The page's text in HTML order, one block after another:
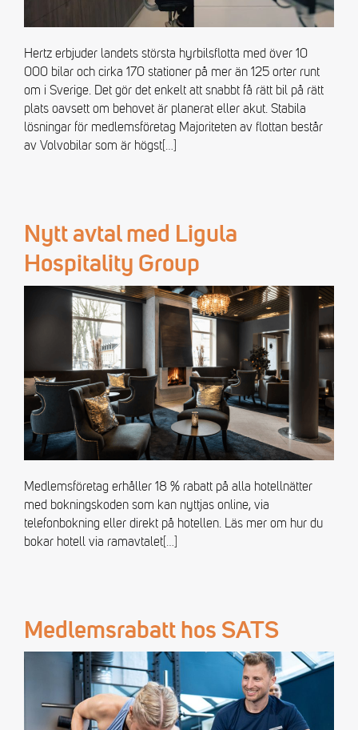
Hertz erbjuder landets största hyrbilsflotta med över 10
000 bilar och cirka 170 stationer på mer än 125 orter runt
om i Sverige. Det gör det enkelt att snabbt få rätt bil på rätt
plats oavsett om behovet är planerat eller akut. Stabila
lösningar för medlemsföretag Majoriteten av flottan består
av Volvobilar som är högst […]
Nytt avtal med Ligula
Hospitality Group
Medlemsföretag erhåller 18 % rabatt på alla hotellnätter
med bokningskoden som kan nyttjas online, via
telefonbokning eller direkt på hotellen. Läs mer om hur du
bokar hotell via ramavtalet […]
Medlemsrabatt hos SATS